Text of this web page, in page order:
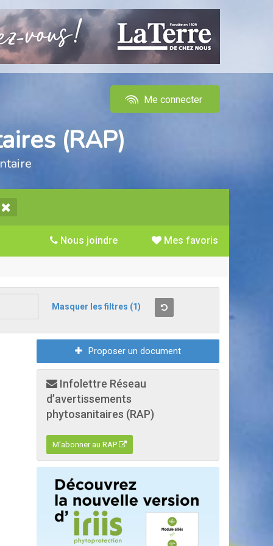
Me connecter
(RAP)
Mes favoris
Nous joindre
Masquer les filtres (1)
Proposer un document
Infolettre Réseau
d’avertissements
phytosanitaires (RAP)
M'abonner au RAP